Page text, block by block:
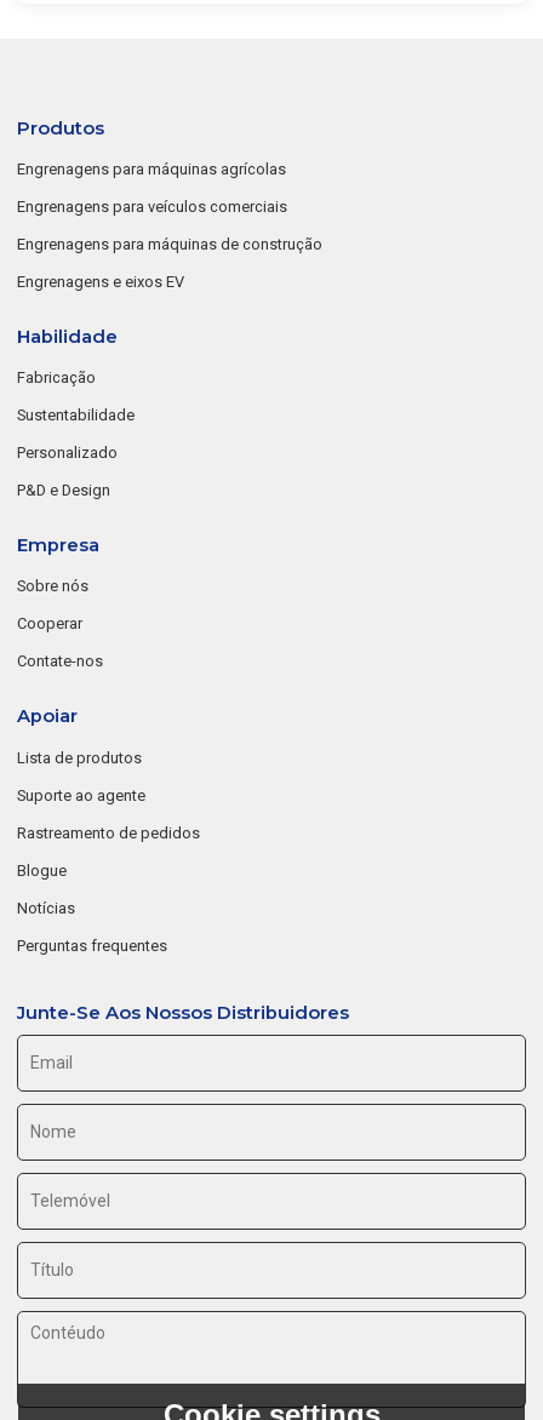
Produtos
Engrenagens para máquinas agrícolas
Engrenagens para veículos comerciais
Engrenagens para máquinas de construção
Engrenagens e eixos EV
Habilidade
Fabricação
Sustentabilidade
Personalizado
P&D e Design
Empresa
Sobre nós
Cooperar
Contate-nos
Apoiar
Lista de produtos
Suporte ao agente
Rastreamento de pedidos
Blogue
Notícias
Perguntas frequentes
Junte-Se Aos Nossos Distribuidores